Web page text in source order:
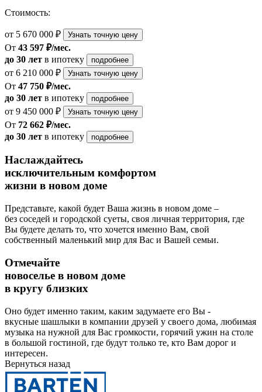
Стоимость:
от 5 670 000 ₽ Узнать точную цену
От 43 597 ₽/мес.
до 30 лет в ипотеку подробнее
от 6 210 000 ₽ Узнать точную цену
От 47 750 ₽/мес.
до 30 лет в ипотеку подробнее
от 9 450 000 ₽ Узнать точную цену
От 72 662 ₽/мес.
до 30 лет в ипотеку подробнее
Наслаждайтесь
исключительным комфортом
жизни в новом доме
Представьте, какой будет Ваша жизнь в новом доме –
без соседей и городской суеты, своя личная территория, где
Вы будете делать то, что хочется именно Вам, свой
собственный маленький мир для Вас и Вашей семьи.
Отмечайте
новоселье в новом доме
в кругу близких
Оно будет именно таким, каким задумаете его Вы -
вкусные шашлыки в компании друзей у своего дома, любимая
музыка на нужной для Вас громкости, горячий ужин на столе
в большой гостиной, где будут только те, кто Вам дорог и
интересен.
Вернуться назад